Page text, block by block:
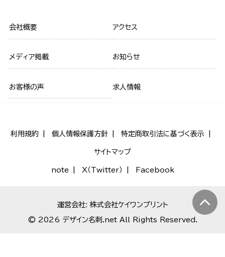
会社概要 アクセス
メディア掲載 お知らせ
お客様の声 求人情報
利用規約 個人情報保護方針 特定商取引法に基づく表示
サイトマップ
note X（Twitter） Facebook
運営会社: 株式会社ケイワンプリント
© 2026 デザイン名刺.net All Rights Reserved.